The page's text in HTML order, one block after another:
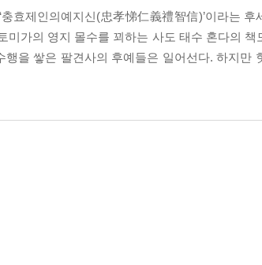
효제인의예지신(忠孝悌仁義禮智信)’이라는 후
미가의 영지 몰수를 꾀하는 사도 태수 혼다의
을 쌓은 팔견사의 후예들은 일어선다. 하지만